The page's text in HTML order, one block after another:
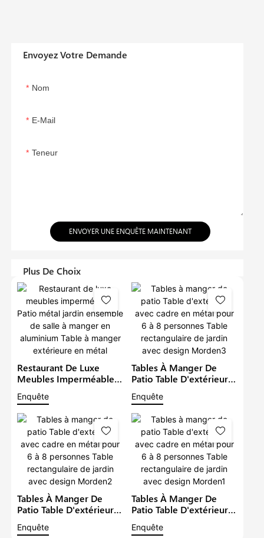
Envoyez Votre Demande
Nom
E-Mail
Teneur
ENVOYER UNE ENQUÊTE MAINTENANT
Plus De Choix
Restaurant De Luxe
Meubles Imperméables
Patio Métal Jardin
Ensemble De Salle À
Manger En Aluminium
Table À Manger
Extérieure En Métal
Enquête
Tables À Manger De
Patio Table D'extérieur
Avec Cadre En Métal
Pour 6 À 8 Personnes
Table Rectangulaire De
Jardin Avec Design
Morden3
Enquête
Tables À Manger De
Patio Table D'extérieur
Pour 6 À 8 Personnes
Enquête
Tables À Manger De
Patio Table D'extérieur
Pour 6 À 8 Personnes
Enquête